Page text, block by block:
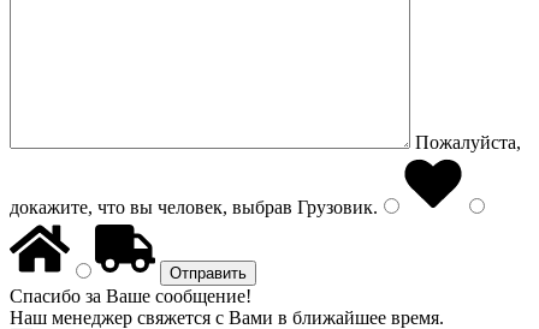
Пожалуйста,
докажите, что вы человек, выбрав Грузовик.
Спасибо за Ваше сообщение!
Наш менеджер свяжется с Вами в ближайшее время.